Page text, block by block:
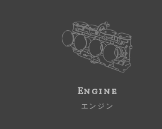
Engine
エンジン